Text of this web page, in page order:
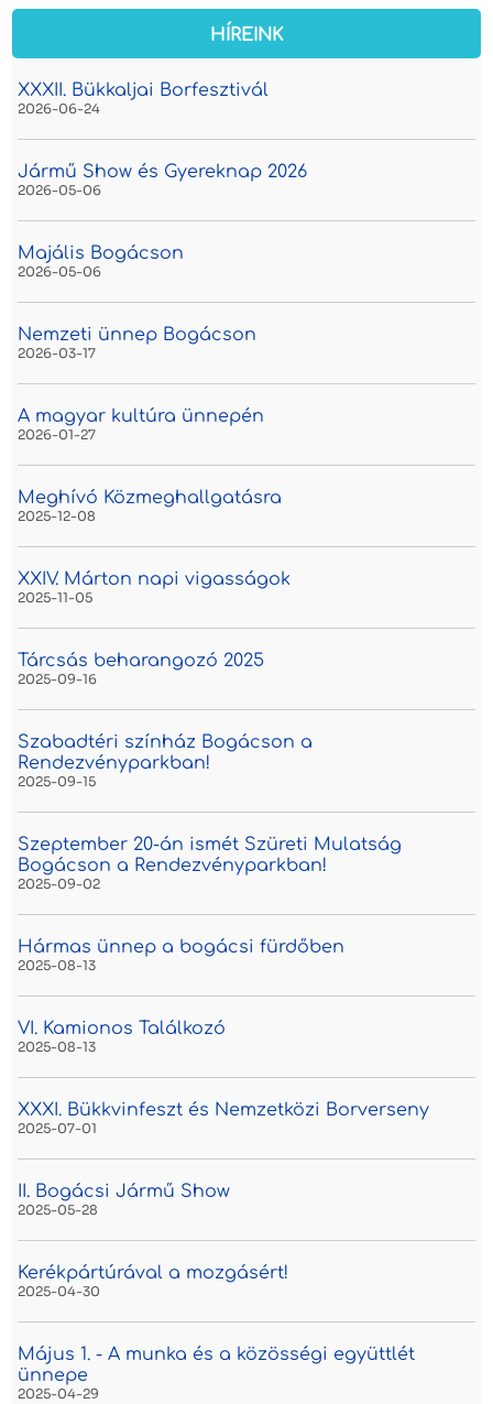
HÍREINK
XXXII. Bükkaljai Borfesztivál
2026-06-24
Jármű Show és Gyereknap 2026
2026-05-06
Majális Bogácson
2026-05-06
Nemzeti ünnep Bogácson
2026-03-17
A magyar kultúra ünnepén
2026-01-27
Meghívó Közmeghallgatásra
2025-12-08
XXIV. Márton napi vigasságok
2025-11-05
Tárcsás beharangozó 2025
2025-09-16
Szabadtéri színház Bogácson a
Rendezvényparkban!
2025-09-15
Szeptember 20-án ismét Szüreti Mulatság
Bogácson a Rendezvényparkban!
2025-09-02
Hármas ünnep a bogácsi fürdőben
2025-08-13
VI. Kamionos Találkozó
2025-08-13
XXXI. Bükkvinfeszt és Nemzetközi Borverseny
2025-07-01
II. Bogácsi Jármű Show
2025-05-28
Kerékpártúrával a mozgásért!
2025-04-30
Május 1. - A munka és a közösségi együttlét
ünnepe
2025-04-29